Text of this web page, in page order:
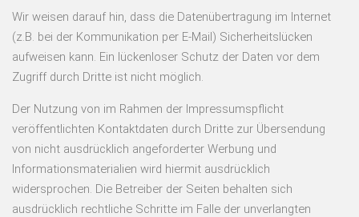
Wir weisen darauf hin, dass die Datenübertragung im Internet
(z.B. bei der Kommunikation per E-Mail) Sicherheitslücken
aufweisen kann. Ein lückenloser Schutz der Daten vor dem
Zugriff durch Dritte ist nicht möglich.
Der Nutzung von im Rahmen der Impressumspflicht
veröffentlichten Kontaktdaten durch Dritte zur Übersendung
von nicht ausdrücklich angeforderter Werbung und
Informationsmaterialien wird hiermit ausdrücklich
widersprochen. Die Betreiber der Seiten behalten sich
ausdrücklich rechtliche Schritte im Falle der unverlangten